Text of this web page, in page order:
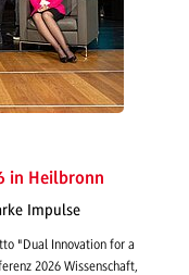
in Heilbronn
Impulse
"Dual Innovation for a
2026 Wissenschaft,